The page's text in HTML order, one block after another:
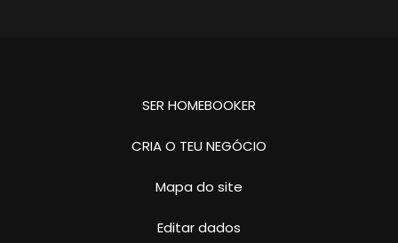
SER HOMEBOOKER
CRIA O TEU NEGÓCIO
Mapa do site
Editar dados